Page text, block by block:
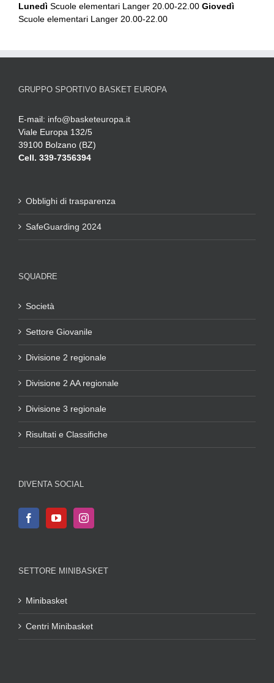
Lunedì Scuole elementari Langer 20.00-22.00 Giovedì
Scuole elementari Langer 20.00-22.00
GRUPPO SPORTIVO BASKET EUROPA
E-mail: info@basketeuropa.it
Viale Europa 132/5
39100 Bolzano (BZ)
Cell. 339-7356394
Obblighi di trasparenza
SafeGuarding 2024
SQUADRE
Società
Settore Giovanile
Divisione 2 regionale
Divisione 2 AA regionale
Divisione 3 regionale
Risultati e Classifiche
DIVENTA SOCIAL
SETTORE MINIBASKET
Minibasket
Centri Minibasket